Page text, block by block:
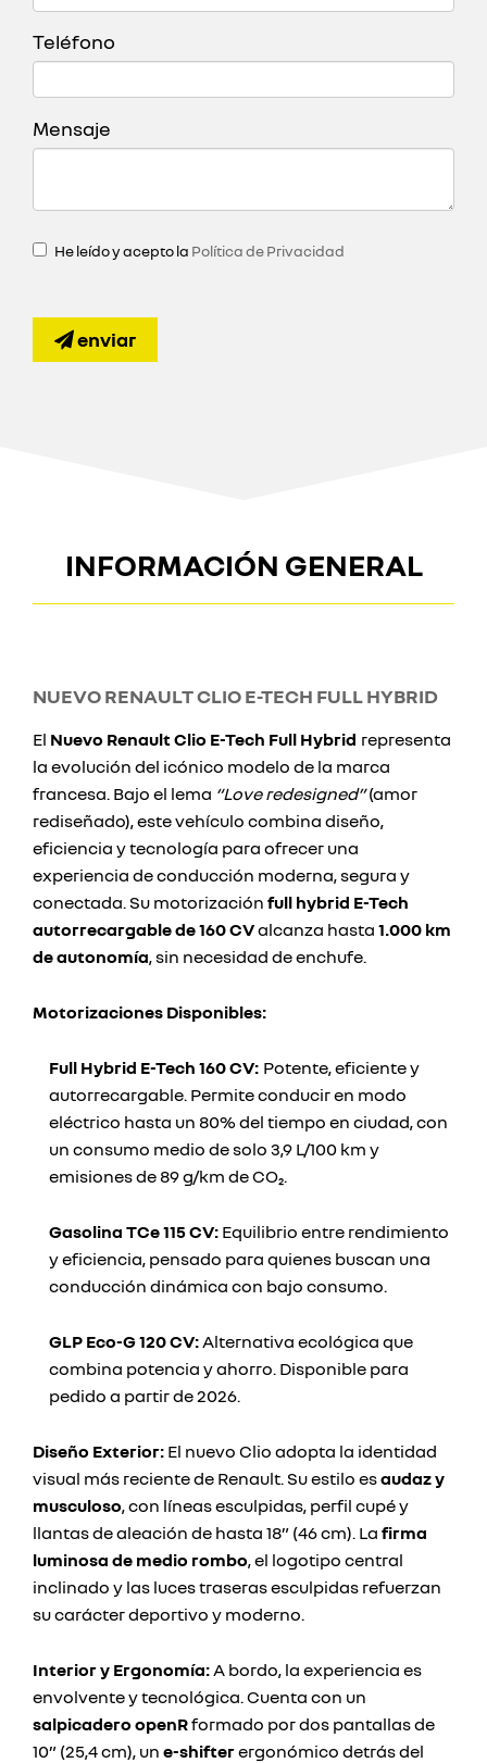
Teléfono
Mensaje
He leído y acepto la Política de Privacidad
enviar
INFORMACIÓN GENERAL
NUEVO RENAULT CLIO E-TECH FULL HYBRID
El Nuevo Renault Clio E-Tech Full Hybrid representa
la evolución del icónico modelo de la marca
francesa. Bajo el lema “Love redesigned”(amor
rediseñado), este vehículo combina diseño,
eficiencia y tecnología para ofrecer una
experiencia de conducción moderna, segura y
conectada. Su motorización full hybrid E-Tech
autorrecargable de 160 CValcanza hasta 1.000 km
de autonomía, sin necesidad de enchufe.
Motorizaciones Disponibles:
Full Hybrid E-Tech 160 CV: Potente, eficiente y
autorrecargable. Permite conducir en modo
eléctrico hasta un 80% del tiempo en ciudad, con
un consumo medio de solo 3,9 L/100 km y
emisiones de 89 g/km de CO₂.
Gasolina TCe 115 CV: Equilibrio entre rendimiento
y eficiencia, pensado para quienes buscan una
conducción dinámica con bajo consumo.
GLP Eco-G 120 CV:Alternativa ecológica que
combina potencia y ahorro. Disponible para
pedido a partir de 2026.
Diseño Exterior: El nuevo Clio adopta la identidad
visual más reciente de Renault. Su estilo esaudaz y
musculoso, con líneas esculpidas, perfil cupé y
llantas de aleación de hasta 18” (46 cm). La firma
luminosa de medio rombo, el logotipo central
inclinado y las luces traseras esculpidas refuerzan
su carácter deportivo y moderno.
Interior y Ergonomía:A bordo, la experiencia es
envolvente y tecnológica. Cuenta con un
salpicadero openRformado por dos pantallas de
10” (25,4 cm), un e-shifterergonómico detrás del